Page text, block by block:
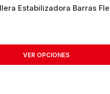
Estabilizadora Barras
VER OPCIONES